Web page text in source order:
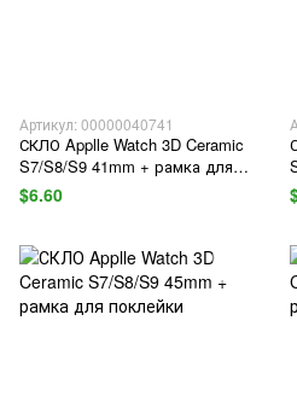
Артикул: 00000040741
СКЛО Applle Watch 3D Ceramic
S7/S8/S9 41mm + рамка для
поклейки
$6.60